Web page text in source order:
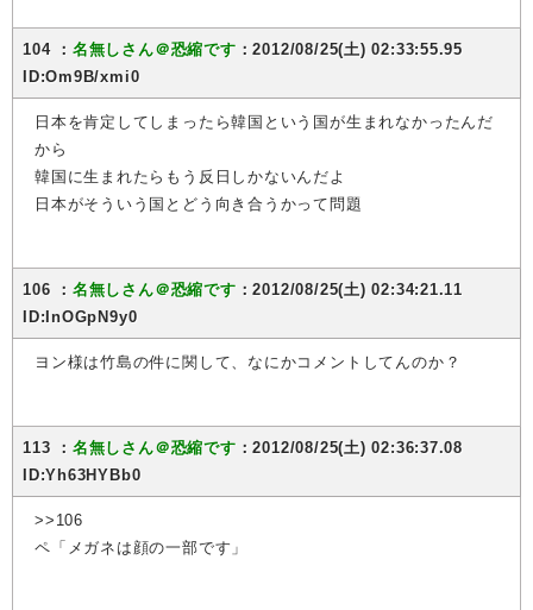
104 ： 名無しさん＠恐縮です ：2012/08/25(土) 02:33:55.95
ID:Om9B/xmi0
日本を肯定してしまったら韓国という国が生まれなかったんだ
から
韓国に生まれたらもう反日しかないんだよ
日本がそういう国とどう向き合うかって問題
106 ： 名無しさん＠恐縮です ：2012/08/25(土) 02:34:21.11
ID:InOGpN9y0
ヨン様は竹島の件に関して、なにかコメントしてんのか？
113 ： 名無しさん＠恐縮です ：2012/08/25(土) 02:36:37.08
ID:Yh63HYBb0
>>106
ペ「メガネは顔の一部です」